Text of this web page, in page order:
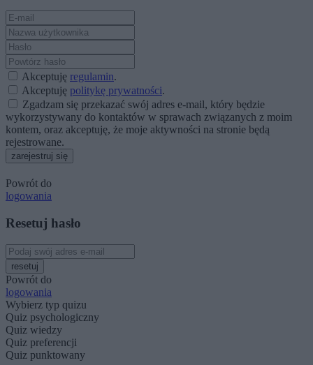
Akceptuję regulamin.
Akceptuję politykę prywatności.
Zgadzam się przekazać swój adres e-mail, który będzie
wykorzystywany do kontaktów w sprawach związanych z moim
kontem, oraz akceptuję, że moje aktywności na stronie będą
rejestrowane.
zarejestruj się
Powrót do
logowania
Resetuj hasło
resetuj
Powrót do
logowania
Wybierz typ quizu
Quiz psychologiczny
Quiz wiedzy
Quiz preferencji
Quiz punktowany